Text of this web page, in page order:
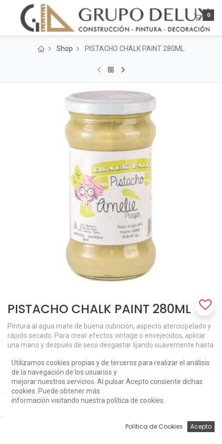
Price:
Add to Cart
0
Shop PISTACHO CHALK PAINT 280ML
PISTACHO CHALK PAINT 280ML
Pintura al agua mate de buena cubrición, aspecto aterciopelado y
rápido secado. Para crear efectos vintage o envejecidos, aplicar
una mano y después de seco desgastar lijando suavemente hasta
deseado. Puedes conseguir el mismo efecto aplicando varias
manos de distinto color. Para ﬁnalizar proteger con cera Chalk
Paint.
7,62€
Utilizamos cookies propias y de terceros para realizar el análisis
de la navegación de los usuarios y
mejorar nuestros servicios. Al pulsar Acepto consiente dichas
cookies. Puede obtener más
información visitando nuestra política de cookies.
Política de Cookies Acepto